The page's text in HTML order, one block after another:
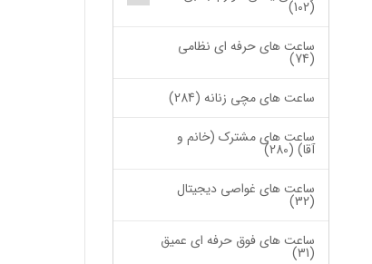
(102)
ساعت های حرفه ای نظامی
(74)
ساعت های مچی زنانه (284)
ساعت های مشترک (خانم و
آقا) (280)
ساعت های غواصی دیجیتال
(32)
ساعت های فوق حرفه ای عمیق
(31)